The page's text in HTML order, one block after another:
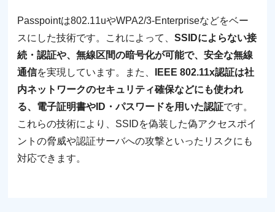
Passpointは802.11uやWPA2/3-Enterpriseなどをベー
スにした技術です。これによって、SSIDによらない接
続・認証や、無線区間の暗号化が可能で、安全な無線
通信を実現しています。また、
IEEE 802.11x認証は社
内ネットワークのセキュリティ確保などにも使われ
る、電子証明書やID・パスワードを用いた認証です。
これらの技術により、SSIDを偽装した偽アクセスポイ
ントの脅威や認証サーバへの攻撃といったリスクにも
対応できます。